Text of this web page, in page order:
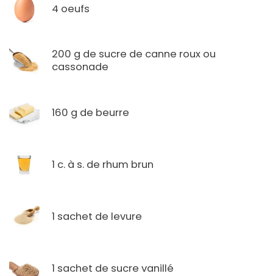
4 oeufs
200 g de sucre de canne roux ou
cassonade
160 g de beurre
1 c. à s. de rhum brun
1 sachet de levure
1 sachet de sucre vanillé